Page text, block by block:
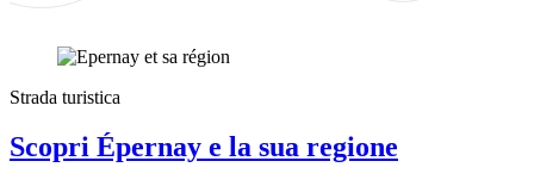
Strada turistica
Scopri Épernay e la sua regione